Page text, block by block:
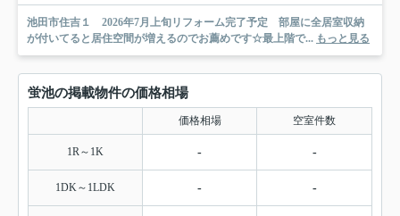
池田市住吉１ 2026年7月上旬リフォーム完了予定 部屋に全居室収納
が付いてると居住空間が増えるのでお薦めです☆最上階で... もっと見る
蛍池の掲載物件の価格相場
価格相場 空室件数
1R～1K - -
1DK～1LDK - -